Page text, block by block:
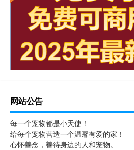
网站公告
每一个宠物都是小天使！
给每个宠物营造一个温馨有爱的家！
心怀善念，善待身边的人和宠物。